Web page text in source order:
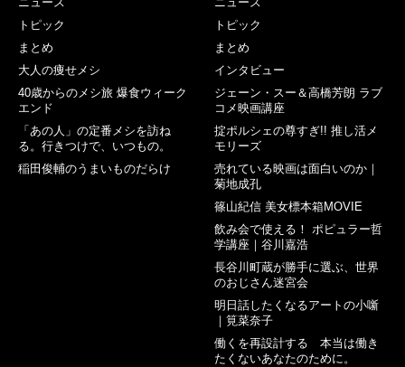
トピック
まとめ
大人の痩せメシ
40歳からのメシ旅 爆食ウィーク
エンド
「あの人」の定番メシを訪ね
る。行きつけで、いつもの。
稲田俊輔のうまいものだらけ
トピック
まとめ
インタビュー
ジェーン・スー＆高橋芳朗 ラブ
コメ映画講座
掟ポルシェの尊すぎ!! 推し活メ
モリーズ
売れている映画は面白いのか｜
菊地成孔
篠山紀信 美女標本箱MOVIE
飲み会で使える！ ポピュラー哲
学講座｜谷川嘉浩
長谷川町蔵が勝手に選ぶ、世界
のおじさん迷宮会
明日話したくなるアートの小噺
｜筧菜奈子
働くを再設計する 本当は働き
たくないあなたのために。